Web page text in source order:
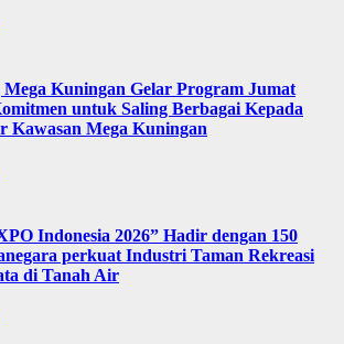
Kuningan Gelar Program Jumat
untuk Saling Berbagai Kepada
Kawasan Mega Kuningan
Indonesia 2026” Hadir dengan 150
perkuat Industri Taman Rekreasi
di Tanah Air